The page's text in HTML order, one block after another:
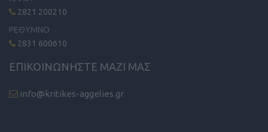
2821 200210
ΡΕΘΥΜΝΟ
2831 600610
ΕΠΙΚΟΙΝΩΝΗΣΤΕ ΜΑΖΙ ΜΑΣ
info@kritikes-aggelies.gr